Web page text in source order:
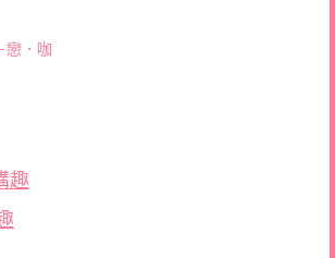
戀．咖
趣